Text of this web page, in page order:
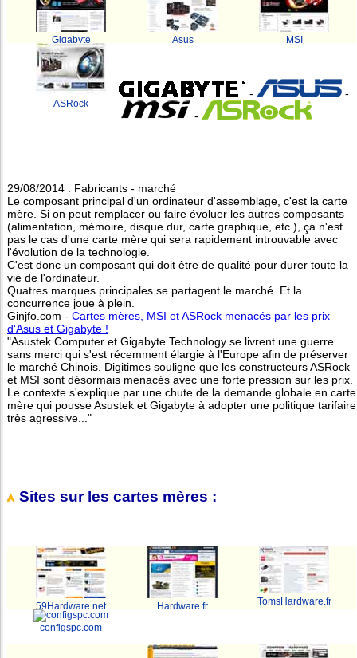
Gigabyte Asus MSI
ASRock
-
-
-
29/08/2014 : Fabricants - marché
Le composant principal d'un ordinateur d'assemblage, c'est la carte
mère. Si on peut remplacer ou faire évoluer les autres composants
(alimentation, mémoire, disque dur, carte graphique, etc.), ça n'est
pas le cas d'une carte mère qui sera rapidement introuvable avec
l'évolution de la technologie.
C'est donc un composant qui doit être de qualité pour durer toute la
vie de l'ordinateur.
Quatres marques principales se partagent le marché. Et la
concurrence joue à plein.
Ginjfo.com - Cartes mères, MSI et ASRock menacés par les prix
d'Asus et Gigabyte !
"Asustek Computer et Gigabyte Technology se livrent une guerre
sans merci qui s'est récemment élargie à l'Europe afin de préserver
le marché Chinois. Digitimes souligne que les constructeurs ASRock
et MSI sont désormais menacés avec une forte pression sur les prix.
Le contexte s'explique par une chute de la demande globale en carte
mère qui pousse Asustek et Gigabyte à adopter une politique tarifaire
très agressive..."
Sites sur les cartes mères :
59Hardware.net Hardware.fr TomsHardware.fr
configspc.com